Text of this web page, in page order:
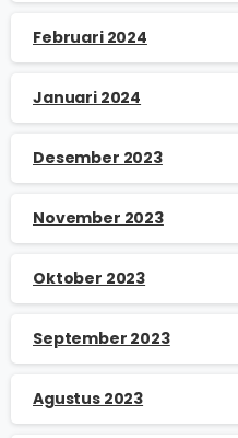
Februari 2024
Januari 2024
Desember 2023
November 2023
Oktober 2023
September 2023
Agustus 2023